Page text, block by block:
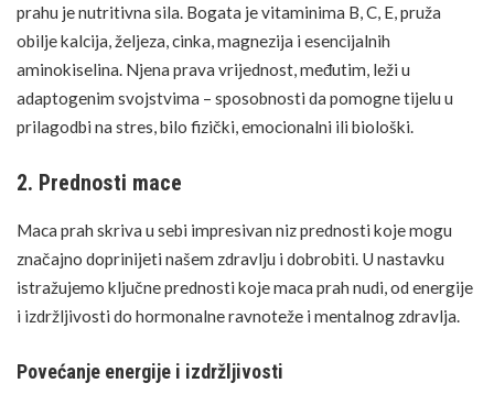
prahu je nutritivna sila. Bogata jevitaminima B, C, E, pruža
obilje kalcija, željeza, cinka, magnezija i esencijalnih
aminokiselina. Njena prava vrijednost, međutim, leži u
adaptogenim svojstvima – sposobnosti da pomogne tijelu u
prilagodbi na stres, bilo fizički, emocionalni ili biološki.
2. Prednosti mace
Maca prah skriva u sebi impresivan niz prednosti koje mogu
značajno doprinijeti našem zdravlju i dobrobiti. U nastavku
istražujemo ključne prednosti koje maca prah nudi, od energije
i izdržljivosti do hormonalne ravnoteže i mentalnog zdravlja.
Povećanje energije i izdržljivosti